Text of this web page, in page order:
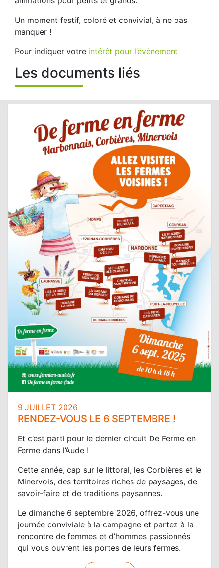
Un moment festif, coloré et convivial, à ne pas
manquer !
Pour indiquer votre intérêt pour l’évènement
Les documents liés
9 JUILLET 2026
RENDEZ-VOUS LE 6 SEPTEMBRE !
Et c’est parti pour le dernier circuit De Ferme en
Ferme dans l’Aude !
Cette année, cap sur le littoral, les Corbières et le
Minervois, des territoires riches de paysages, de
savoir-faire et de traditions paysannes.
Le dimanche 6 septembre 2026, offrez-vous une
journée conviviale à la campagne et partez à la
rencontre de femmes et d’hommes passionnés
qui vous ouvrent les portes de leurs fermes.